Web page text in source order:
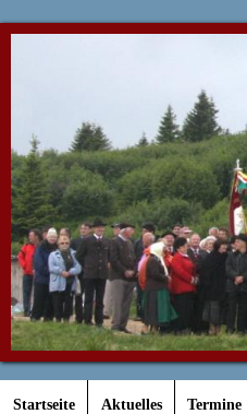
Startseite Aktuelles Termine